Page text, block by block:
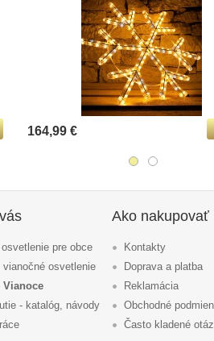
164,99 €
pre obce
vianočné osvetlenie
Vianoce
- katalóg, návody
Ako nakupovať
Kontakty
Doprava a platba
Reklamácia
Obchodné
Často kladené